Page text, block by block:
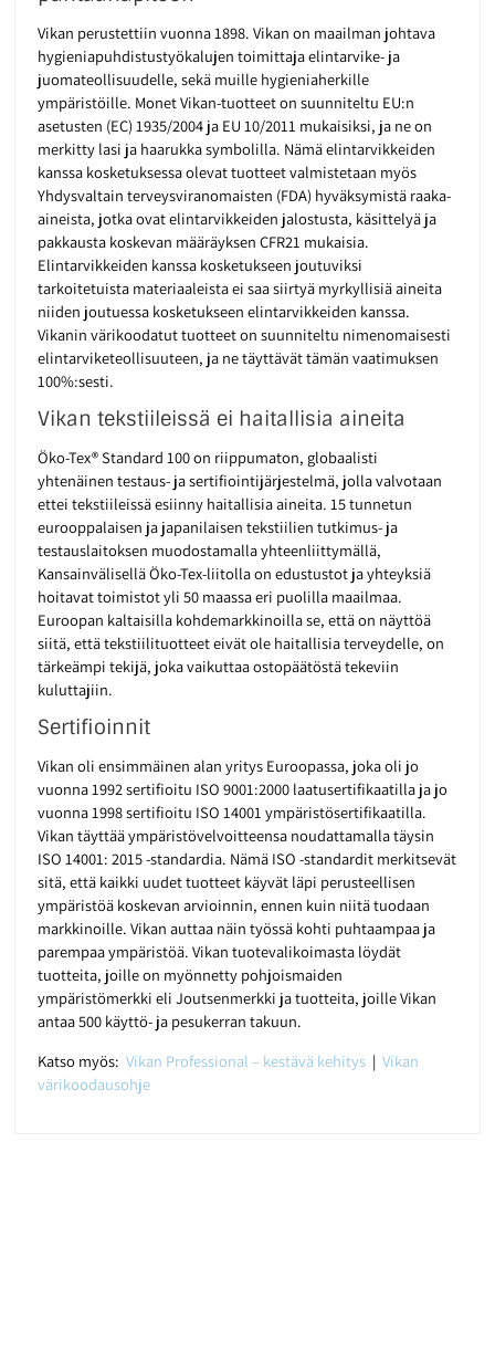
Vikan perustettiin vuonna 1898. Vikan on maailman johtava
hygieniapuhdistustyökalujen toimittaja elintarvike- ja
juomateollisuudelle, sekä muille hygieniaherkille
ympäristöille. Monet Vikan-tuotteet on suunniteltu EU:n
asetusten (EC) 1935/2004 ja EU 10/2011 mukaisiksi, ja ne on
merkitty lasi ja haarukka symbolilla. Nämä elintarvikkeiden
kanssa kosketuksessa olevat tuotteet valmistetaan myös
Yhdysvaltain terveysviranomaisten (FDA) hyväksymistä raaka-
aineista, jotka ovat elintarvikkeiden jalostusta, käsittelyä ja
pakkausta koskevan määräyksen CFR21 mukaisia.
Elintarvikkeiden kanssa kosketukseen joutuviksi
tarkoitetuista materiaaleista ei saa siirtyä myrkyllisiä aineita
niiden joutuessa kosketukseen elintarvikkeiden kanssa.
Vikanin värikoodatut tuotteet on suunniteltu nimenomaisesti
elintarviketeollisuuteen, ja ne täyttävät tämän vaatimuksen
100%:sesti.
Vikan tekstiileissä ei haitallisia aineita
Öko-Tex® Standard 100 on riippumaton, globaalisti
yhtenäinen testaus- ja sertifiointijärjestelmä, jolla valvotaan
ettei tekstiileissä esiinny haitallisia aineita. 15 tunnetun
eurooppalaisen ja japanilaisen tekstiilien tutkimus- ja
testauslaitoksen muodostamalla yhteenliittymällä,
Kansainvälisellä Öko-Tex-liitolla on edustustot ja yhteyksiä
hoitavat toimistot yli 50 maassa eri puolilla maailmaa.
Euroopan kaltaisilla kohdemarkkinoilla se, että on näyttöä
siitä, että tekstiilituotteet eivät ole haitallisia terveydelle, on
tärkeämpi tekijä, joka vaikuttaa ostopäätöstä tekeviin
kuluttajiin.
Sertifioinnit
Vikan oli ensimmäinen alan yritys Euroopassa, joka oli jo
vuonna 1992 sertifioitu ISO 9001:2000 laatusertifikaatilla ja jo
vuonna 1998 sertifioitu ISO 14001 ympäristösertifikaatilla.
Vikan täyttää ympäristövelvoitteensa noudattamalla täysin
ISO 14001: 2015 -standardia. Nämä ISO -standardit merkitsevät
sitä, että kaikki uudet tuotteet käyvät läpi perusteellisen
ympäristöä koskevan arvioinnin, ennen kuin niitä tuodaan
markkinoille. Vikan auttaa näin työssä kohti puhtaampaa ja
parempaa ympäristöä. Vikan tuotevalikoimasta löydät
tuotteita, joille on myönnetty pohjoismaiden
ympäristömerkki eli Joutsenmerkki ja tuotteita, joille Vikan
antaa 500 käyttö- ja pesukerran takuun.
Katso myös:Vikan Professional – kestävä kehitys | Vikan
värikoodausohje